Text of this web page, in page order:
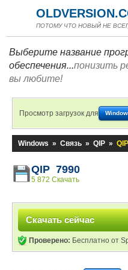
ПОТОМУ ЧТО НОВЫЙ НЕ
Выберите название
обеспечения...понизить
вы любите!
Просмотр загрузок для
Windows » Связь » QIP »
QIP 7990
5 872 Скачать
Скачать сейчас
Проверено: Бесплатно от